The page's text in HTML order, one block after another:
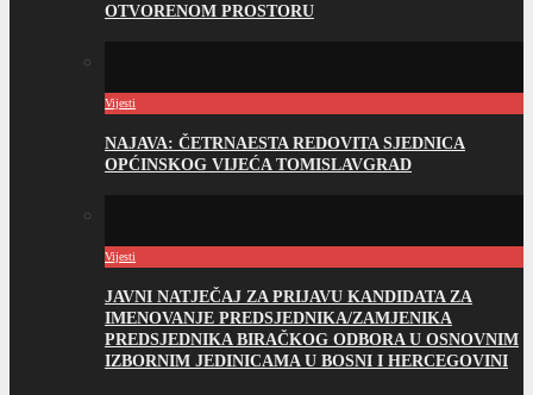
OTVORENOM PROSTORU
Vijesti
NAJAVA: ČETRNAESTA REDOVITA SJEDNICA
OPĆINSKOG VIJEĆA TOMISLAVGRAD
Vijesti
JAVNI NATJEČAJ ZA PRIJAVU KANDIDATA ZA
IMENOVANJE PREDSJEDNIKA/ZAMJENIKA
PREDSJEDNIKA BIRAČKOG ODBORA U OSNOVNIM
IZBORNIM JEDINICAMA U BOSNI I HERCEGOVINI